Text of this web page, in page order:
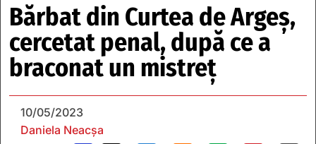
Bărbat din Curtea de Argeș,
cercetat penal, după ce a
braconat un mistreț
10/05/2023
Daniela Neacșa